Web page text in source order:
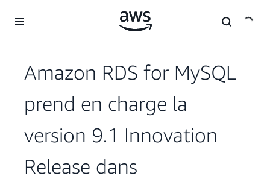
Amazon RDS for MySQL
prend en charge la
version 9.1 Innovation
Release dans